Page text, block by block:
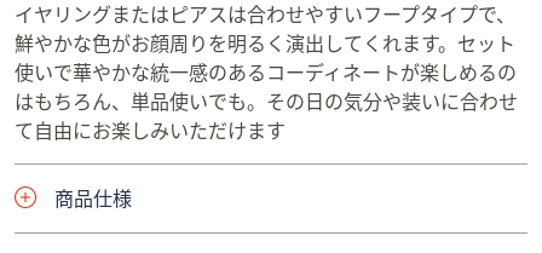
イヤリングまたはピアスは合わせやすいフープタイプで、
鮮やかな色がお顔周りを明るく演出してくれます。セット
使いで華やかな統一感のあるコーディネートが楽しめるの
はもちろん、単品使いでも。その日の気分や装いに合わせ
て自由にお楽しみいただけます
商品仕様